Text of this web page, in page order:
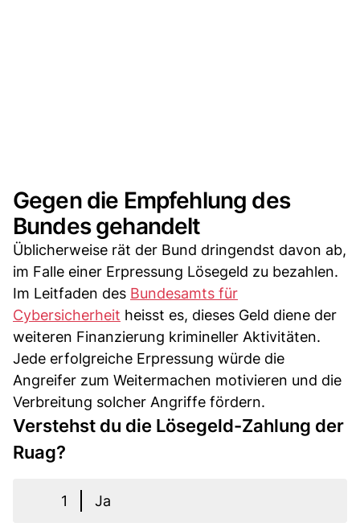
Gegen die Empfehlung des
Bundes gehandelt
Üblicherweise rät der Bund dringendst davon ab,
im Falle einer Erpressung Lösegeld zu bezahlen.
Im Leitfaden des Bundesamts für
Cybersicherheit heisst es, dieses Geld diene der
weiteren Finanzierung krimineller Aktivitäten.
Jede erfolgreiche Erpressung würde die
Angreifer zum Weitermachen motivieren und die
Verbreitung solcher Angriffe fördern.
Verstehst du die Lösegeld-Zahlung der
Ruag?
1 Ja